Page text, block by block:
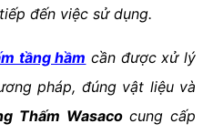
đến việc sử dụng.
tầng hầm cần được xử lý
pháp, đúng vật liệu và
Thấm Wasacocung cấp